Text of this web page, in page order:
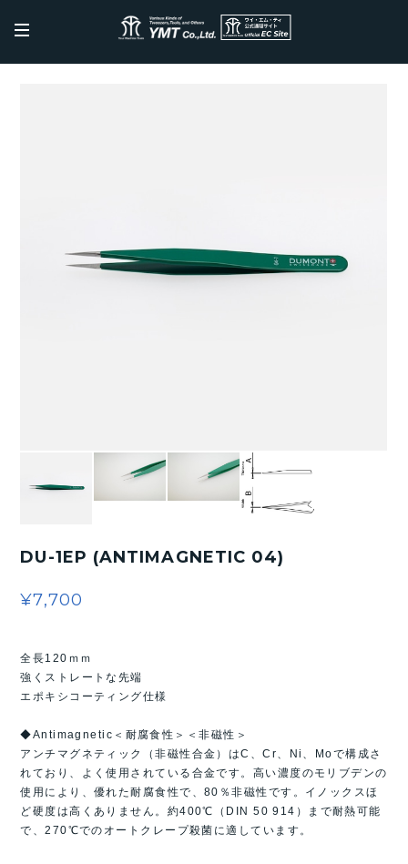
DU-1EP (ANTIMAGNETIC 04)
¥7,700
全長120ｍｍ
強くストレートな先端
エポキシコーティング仕様
◆Antimagnetic＜耐腐食性＞＜非磁性＞
アンチマグネティック（非磁性合金）はC、Cr、Ni、Moで構成さ
れており、よく使用されている合金です。高い濃度のモリブデンの
使用により、優れた耐腐食性で、80％非磁性です。イノックスほ
ど硬度は高くありません。約400℃（DIN 50 914）まで耐熱可能
で、270℃でのオートクレープ殺菌に適しています。